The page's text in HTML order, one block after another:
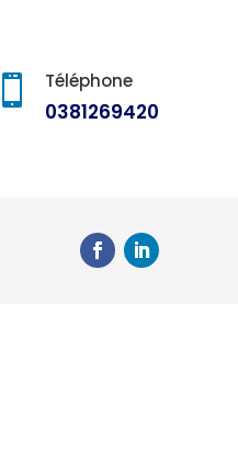
 Téléphone
0381269420